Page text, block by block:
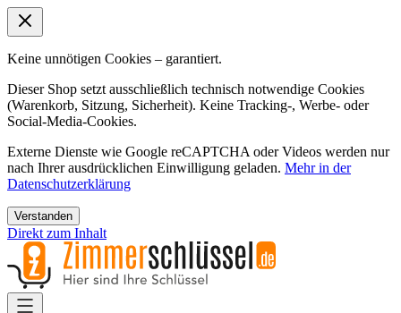
Keine unnötigen Cookies – garantiert.
Dieser Shop setzt ausschließlich technisch notwendige Cookies
(Warenkorb, Sitzung, Sicherheit). Keine Tracking-, Werbe- oder
Social-Media-Cookies.
Externe Dienste wie Google reCAPTCHA oder Videos werden nur
nach Ihrer ausdrücklichen Einwilligung geladen. Mehr in der
Datenschutzerklärung
Verstanden
Direkt zum Inhalt